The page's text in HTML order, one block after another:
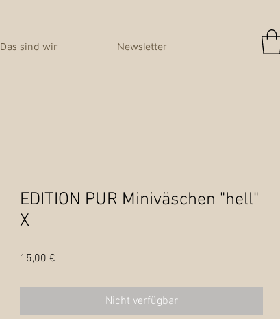
Das sind wir Newsletter
EDITION PUR Miniväschen "hell"
X
15,00 €
Nicht verfügbar